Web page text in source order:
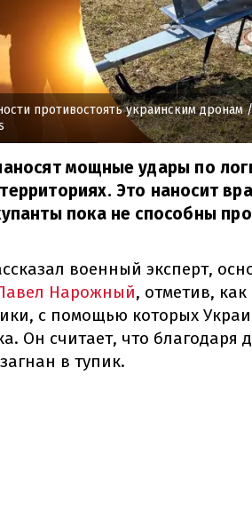
противостоять украинским дронам
мощные удары по
Это наносит
пока не способны
военный эксперт,
Нарожный, отметив,
с помощью которых
Он считает, что благодаря
в тупик.